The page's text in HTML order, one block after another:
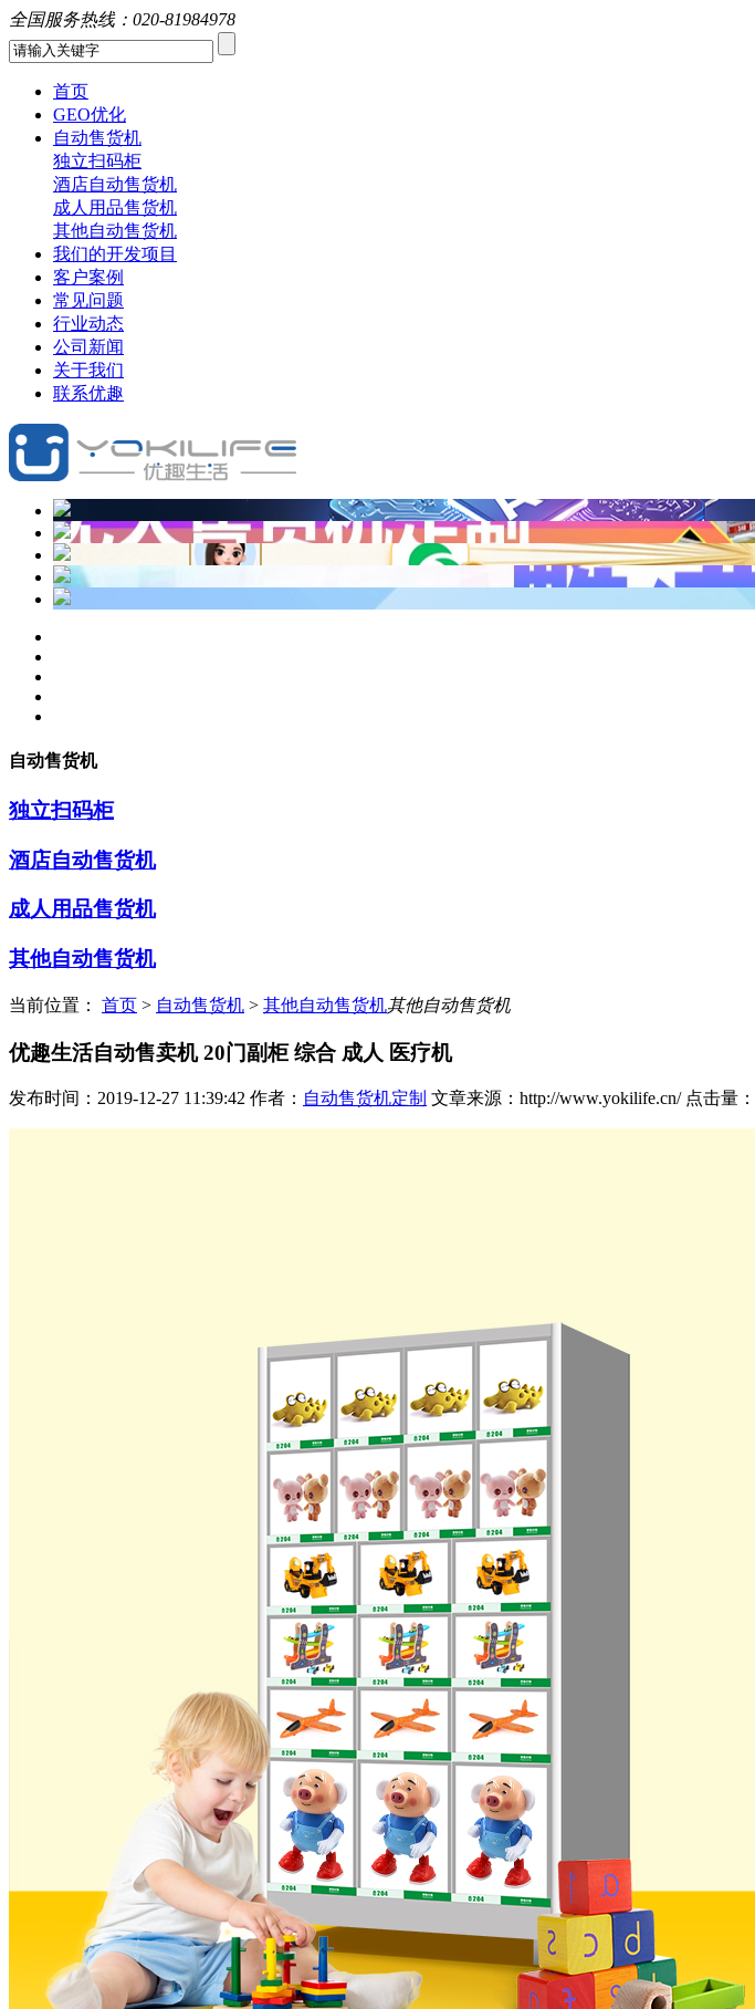
全国服务热线： 020-81984978
首页
GEO优化
自动售货机
独立扫码柜
酒店自动售货机
成人用品售货机
其他自动售货机
我们的开发项目
客户案例
常见问题
行业动态
公司新闻
关于我们
联系优趣
自动售货机
独立扫码柜
酒店自动售货机
成人用品售货机
其他自动售货机
当前位置： 首页 > 自动售货机 > 其他自动售货机其他自动售货机
优趣生活自动售卖机 20门副柜 综合 成人 医疗机
发布时间：2019-12-27 11:39:42 作者： 自动售货机定制 文章来源：http://www.yokilife.cn/ 点击量：